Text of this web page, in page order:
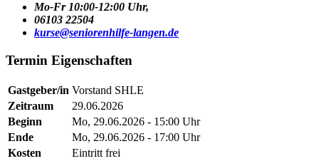
Mo-Fr 10:00-12:00 Uhr,
06103 22504
kurse@seniorenhilfe-langen.de
Termin Eigenschaften
Gastgeber/in Vorstand SHLE
Zeitraum
29.06.2026
Beginn
Mo, 29.06.2026 - 15:00 Uhr
Ende
Mo, 29.06.2026 - 17:00 Uhr
Kosten
Eintritt frei